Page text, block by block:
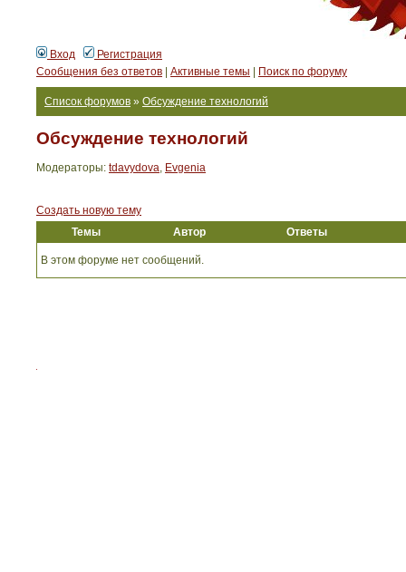
Вход
Регистрация
Сообщения без ответов
Активные темы Поиск по форуму
Список форумов » Обсуждение технологий
Обсуждение технологий
Модераторы: tdavydova, Evgenia
Создать новую тему
Темы
Автор Ответы
В этом форуме нет сообщений.